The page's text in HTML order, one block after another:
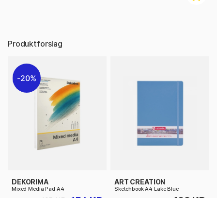
Produktforslag
20%
DEKORIMA
Mixed Media Pad A4
ART CREATION
Sketchbook A4 Lake Blue